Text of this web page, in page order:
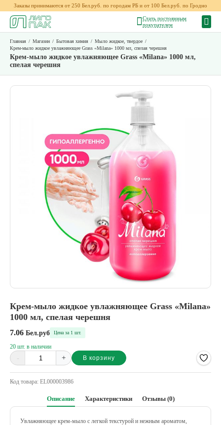
Заказы принимаются от 250 Бел.руб. по городам РБ и от 100 Бел.руб. по Гродно
Стать постоянным
покупателем
Главная / Магазин / Бытовая химия / Мыло жидкое, твердое /
Крем-мыло жидкое увлажняющее Grass «Milana» 1000 мл, спелая черешня
Крем-мыло жидкое увлажняющее Grass «Milana» 1000 мл,
спелая черешня
Крем-мыло жидкое увлажняющее Grass «Milana»
1000 мл, спелая черешня
7.06 Бел.руб Цена за 1 шт.
20 шт. в наличии
- + В корзину
Alternative:
Код товара: EL000003986
Описание Характеристики Отзывы (0)
Увлажняющее крем-мыло с легкой текстурой и нежным ароматом,